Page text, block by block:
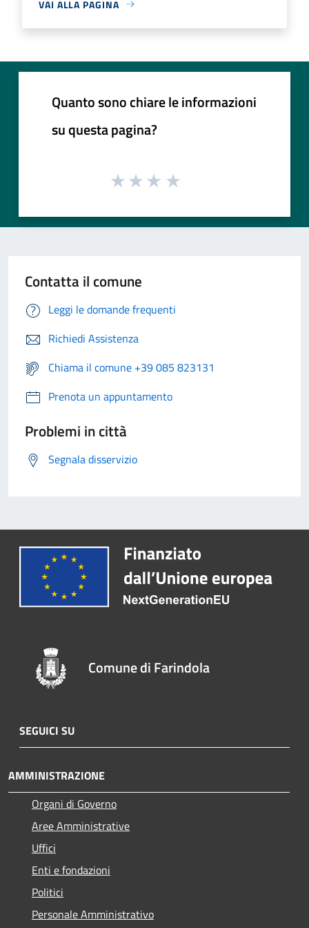
VAI ALLA PAGINA
Quanto sono chiare le informazioni
su questa pagina?
Contatta il comune
Leggi le domande frequenti
Richiedi Assistenza
Chiama il comune +39 085 823131
Prenota un appuntamento
Problemi in città
Segnala disservizio
Comune di Farindola
SEGUICI SU
AMMINISTRAZIONE
Organi di Governo
Aree Amministrative
Uffici
Enti e fondazioni
Politici
Personale Amministrativo